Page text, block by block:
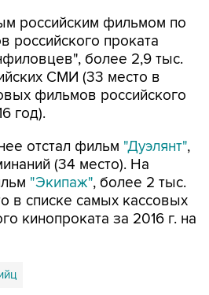
российским фильмом по
российского проката
более 2,9 тыс.
СМИ (33 место в
фильмов российского
год).
отстал фильм "Дуэлянт",
(34 место). На
"Экипаж", более 2 тыс.
в списке самых кассовых
кинопроката за 2016 г. на